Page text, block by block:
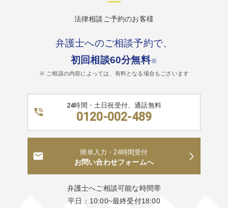
法律相談ご予約のお客様
弁護士へのご相談予約で、
初回相談60分無料※
※ ご相談の内容によっては、有料となる場合もございます
24時間・土日祝受付、通話無料
0120-002-489
簡単入力・24時間受付
お問い合わせフォームへ
弁護士へご相談可能な時間帯
平日：10:00~最終受付18:00